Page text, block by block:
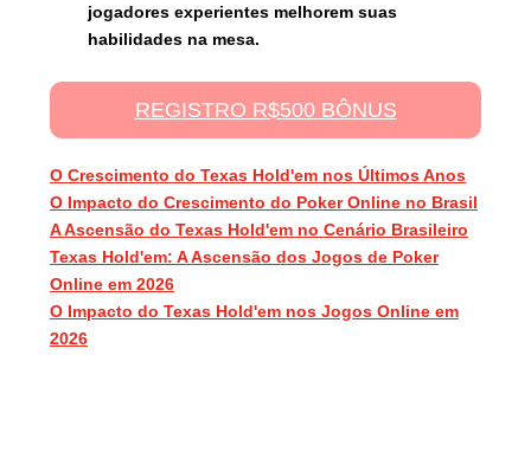
jogadores experientes melhorem suas
habilidades na mesa.
REGISTRO R$500 BÔNUS
O Crescimento do Texas Hold'em nos Últimos Anos
O Impacto do Crescimento do Poker Online no Brasil
A Ascensão do Texas Hold'em no Cenário Brasileiro
Texas Hold'em: A Ascensão dos Jogos de Poker
Online em 2026
O Impacto do Texas Hold'em nos Jogos Online em
2026